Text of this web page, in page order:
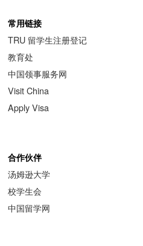
常用链接
TRU 留学生注册登记
教育处
中国领事服务网
Visit China
Apply Visa
合作伙伴
汤姆逊大学
校学生会
中国留学网